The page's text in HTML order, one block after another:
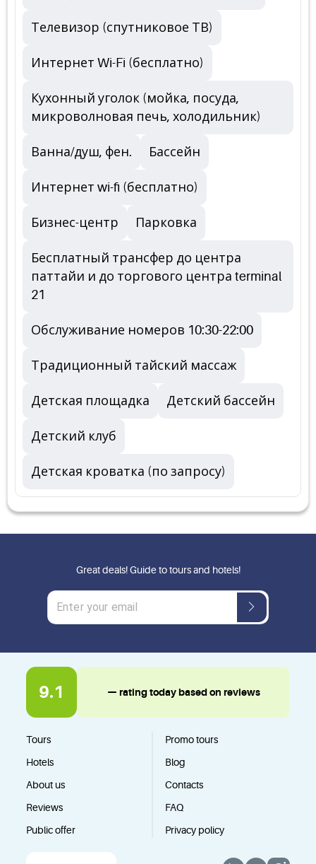
Телевизор (спутниковое ТВ)
Интернет Wi-Fi (бесплатно)
Кухонный уголок (мойка, посуда,
микроволновая печь, холодильник)
Ванна/душ, фен. Бассейн
Интернет wi-fi (бесплатно)
Бизнес-центр Парковка
Бесплатный трансфер до центра
паттайи и до торгового центра terminal
21
Обслуживание номеров 10:30-22:00
Традиционный тайский массаж
Детская площадка Детский бассейн
Детский клуб
Детская кроватка (по запросу)
9.1 — rating today based on reviews
Tours
Promo tours
Hotels
Blog
About us
Contacts
Reviews
FAQ
Public offer
Privacy policy
Great deals! Guide to tours and hotels!